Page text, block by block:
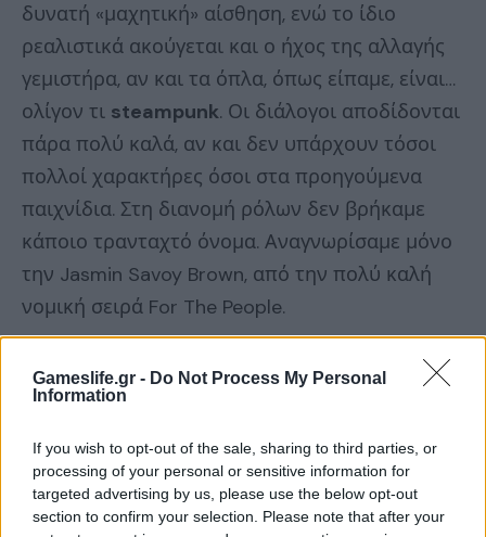
Gameslife.gr - Do Not Process My Personal
Information
If you wish to opt-out of the sale, sharing to third parties, or
processing of your personal or sensitive information for
targeted advertising by us, please use the below opt-out
section to confirm your selection. Please note that after your
δυνατή «μαχητική» αίσθηση, ενώ το ίδιο
ρεαλιστικά ακούγεται και ο ήχος της αλλαγής
γεμιστήρα, αν και τα όπλα, όπως είπαμε, είναι…
ολίγον τι steampunk. Οι διάλογοι αποδίδονται
πάρα πολύ καλά, αν και δεν υπάρχουν τόσοι
πολλοί χαρακτήρες όσοι στα προηγούμενα
παιχνίδια. Στη διανομή ρόλων δεν βρήκαμε
κάποιο τρανταχτό όνομα. Αναγνωρίσαμε μόνο
την Jasmin Savoy Brown, από την πολύ καλή
νομική σειρά For The People.
Το πόρισμα για το Wolfenstein: Youngblood δεν
θα μπορούσε να είναι πιοαπλό. Όσοι θέλετε